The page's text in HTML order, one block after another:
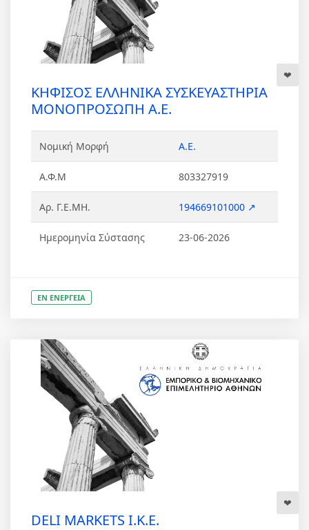
ΚΗΦΙΣΟΣ ΕΛΛΗΝΙΚΑ ΣΥΣΚΕΥΑΣΤΗΡΙΑ
ΜΟΝΟΠΡΟΣΩΠΗ Α.Ε.
Νομική Μορφή Α.Ε.
Α.Φ.Μ 803327919
Αρ. Γ.Ε.ΜΗ. 194669101000 ↗
Ημερομηνία Σύστασης 23-06-2026
ΕΝ ΕΝΕΡΓΕΙΑ
DELI MARKETS Ι.Κ.Ε.